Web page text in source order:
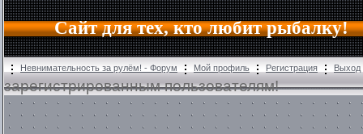
Сайт для тех, кто любит рыбалку!
Невнимательность за рулём! - Форум Мой профиль Регистрация Выход
зарегистрированным пользователям!